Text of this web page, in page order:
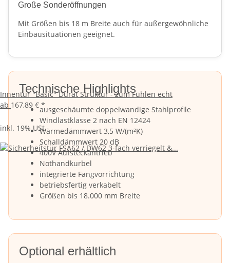
Große Sonderöffnungen
Mit Größen bis 18 m Breite auch für außergewöhnliche
Einbausituationen geeignet.
Technische Highlights
ausgeschäumte doppelwandige Stahlprofile
Windlastklasse 2 nach EN 12424
Wärmedämmwert 3,5 W/(m²K)
Schalldämmwert 20 dB
400V Aufsteckantrieb
Nothandkurbel
integrierte Fangvorrichtung
betriebsfertig verkabelt
Größen bis 18.000 mm Breite
Optional erhältlich
Innentür "Basic" Durat Struktur - zum Fühlen echt
ab 167,89 € *
inkl. 19% USt.